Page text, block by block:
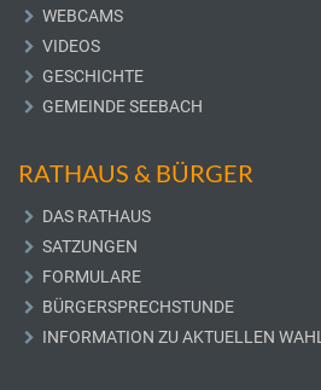
WEBCAMS
VIDEOS
GESCHICHTE
GEMEINDE SEEBACH
RATHAUS & BÜRGER
DAS RATHAUS
SATZUNGEN
FORMULARE
BÜRGERSPRECHSTUNDE
INFORMATION ZU AKTUELLEN